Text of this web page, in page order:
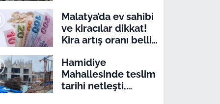
19 Mayıs coşkusu Sümer
Malatya’da ev sahibi
ve kiracılar dikkat!
Kira artış oranı belli
Hamidiye
Mahallesinde teslim
tarihi netleşti,